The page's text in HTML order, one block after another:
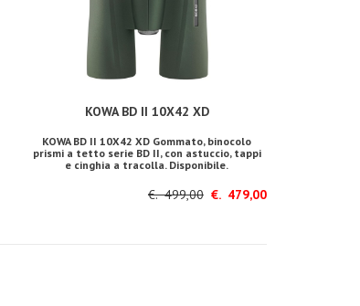
KOWA BD II 10X42 XD
KOWA BD II 10X42 XD Gommato, binocolo
prismi a tetto serie BD II, con astuccio, tappi
e cinghia a tracolla. Disponibile.
€. 499,00€. 479,00